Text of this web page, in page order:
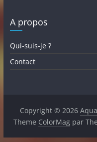
A propos
Qui-suis-je ?
Contact
Copyright © 2026
Theme ColorMag par